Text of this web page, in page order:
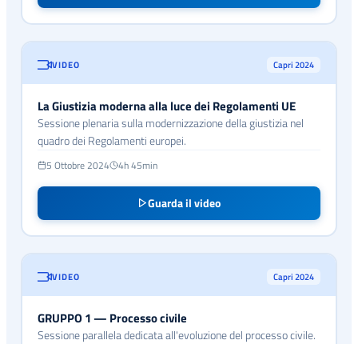
VIDEO Capri 2024
La Giustizia moderna alla luce dei Regolamenti UE
Sessione plenaria sulla modernizzazione della giustizia nel
quadro dei Regolamenti europei.
5 Ottobre 2024 4h 45min
Guarda il video
VIDEO Capri 2024
GRUPPO 1 — Processo civile
Sessione parallela dedicata all'evoluzione del processo civile.